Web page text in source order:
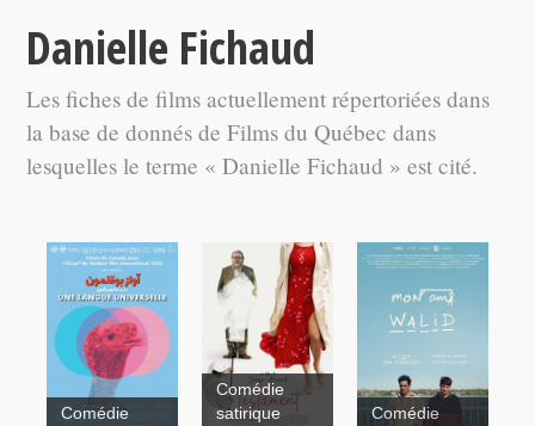
Danielle Fichaud
Les fiches de films actuellement répertoriées dans
la base de donnés de Films du Québec dans
lesquelles le terme « Danielle Fichaud » est cité.
Comédie
Comédie
satirique
Comédie